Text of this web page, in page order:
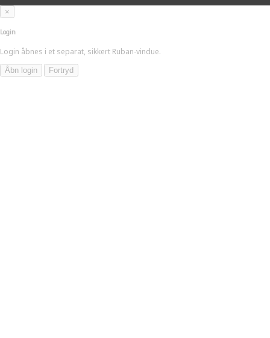
×
Login
Login åbnes i et separat, sikkert Ruban-vindue.
Åbn login Fortryd